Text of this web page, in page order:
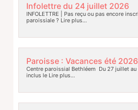
Infolettre du 24 juillet 2026
INFOLETTRE | Pas reçu ou pas encore
paroissiale ? Lire plus…
Paroisse : Vacances été 2026
Centre paroissial Bethléem Du 27 juillet
inclus leLire plus…